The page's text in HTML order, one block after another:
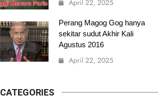
April 22, 2025
Perang Magog Gog hanya
sekitar sudut Akhir Kali
Agustus 2016
April 22, 2025
CATEGORIES